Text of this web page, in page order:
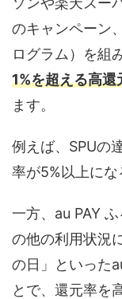
のキャンペーン
ログラム）を組
1%を超える高
ます。
例えば、SPUの
率が5%以上にな
一方、au PAY
の他の利用状況
の日」といった
とで、還元率を